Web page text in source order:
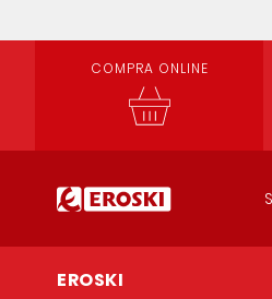
COMPRA ONLINE
EROSKI